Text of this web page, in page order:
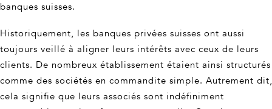
banques suisses.
Historiquement, les banques privées suisses ont aussi
toujours veillé à aligner leurs intérêts avec ceux de leurs
clients. De nombreux établissement étaient ainsi structurés
comme des sociétés en commandite simple. Autrement dit,
cela signifie que leurs associés sont indéfiniment